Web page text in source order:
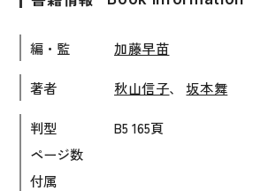
お問い合わせ
書店様向け
会話
語彙・表現
表記（かな・漢字）
練習問題
日本語能力試験対策
日本留学試験対策
編・監 加藤早苗
著者 秋山信子、坂本舞
判型
ページ数
付属
B5 165頁